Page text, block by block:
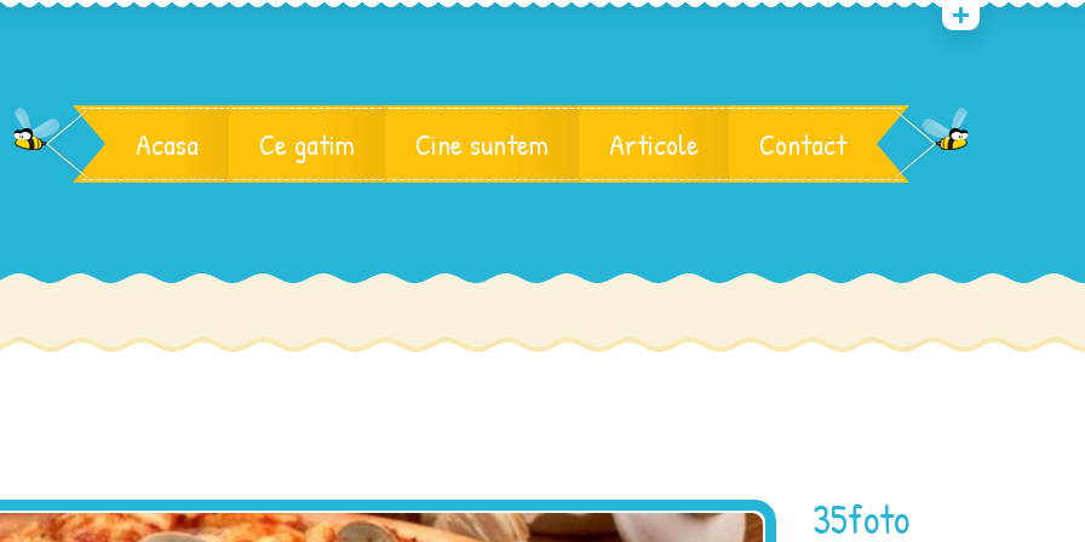
Acasa Ce gatim Cine suntem Articole Contact
35foto